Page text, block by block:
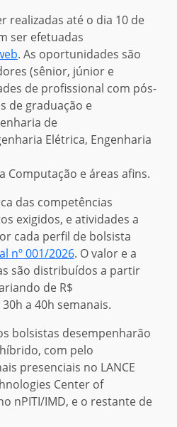
realizadas até o dia 10 de
ser efetuadas
. As oportunidades são
(sênior, júnior e
de profissional com pós-
de graduação e
de
Elétrica, Engenharia
Computação e áreas afins.
das competências
exigidos, e atividades a
cada perfil de bolsista
nº 001/2026. O valor e a
são distribuídos a partir
de R$
a 40h semanais.
bolsistas desempenharão
com pelo
presenciais no LANCE
Center of
nPITI/IMD, e o restante de